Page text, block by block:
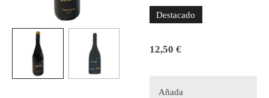
Destacado
12,50 €
Añada